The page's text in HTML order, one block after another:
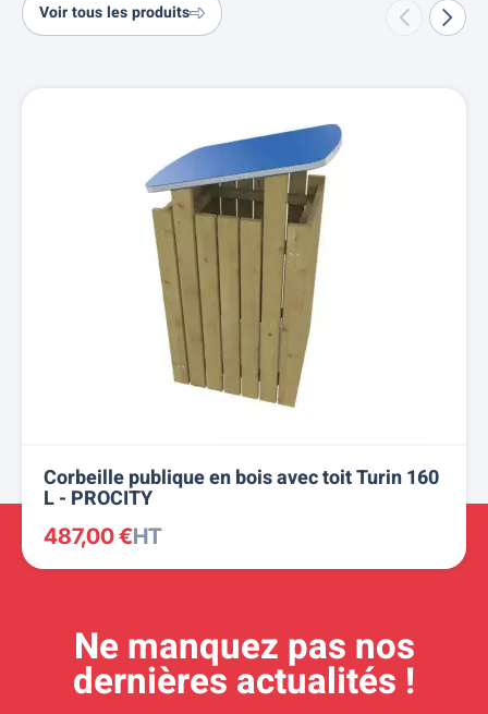
Voir tous les produits
Corbeille publique en bois avec toit Turin 160
L - PROCITY
487,00 €HT
Ne manquez pas nos
dernières actualités !